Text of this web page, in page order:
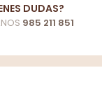
DUDAS?
985 211 851